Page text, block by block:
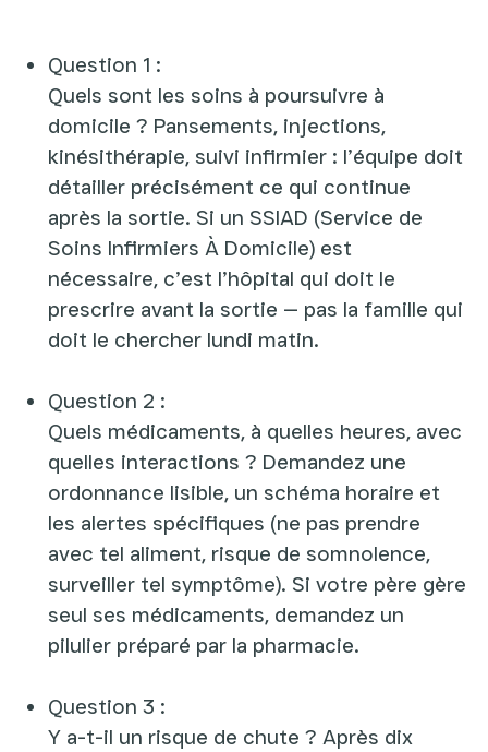
Question 1 :
Quels sont les soins à poursuivre à
domicile ? Pansements, injections,
kinésithérapie, suivi infirmier : l’équipe doit
détailler précisément ce qui continue
après la sortie. Si un SSIAD (Service de
Soins Infirmiers À Domicile) est
nécessaire, c’est l’hôpital qui doit le
prescrire avant la sortie — pas la famille qui
doit le chercher lundi matin.
Question 2 :
Quels médicaments, à quelles heures, avec
quelles interactions ? Demandez une
ordonnance lisible, un schéma horaire et
les alertes spécifiques (ne pas prendre
avec tel aliment, risque de somnolence,
surveiller tel symptôme). Si votre père gère
seul ses médicaments, demandez un
pilulier préparé par la pharmacie.
Question 3 :
Y a-t-il un risque de chute ? Après dix